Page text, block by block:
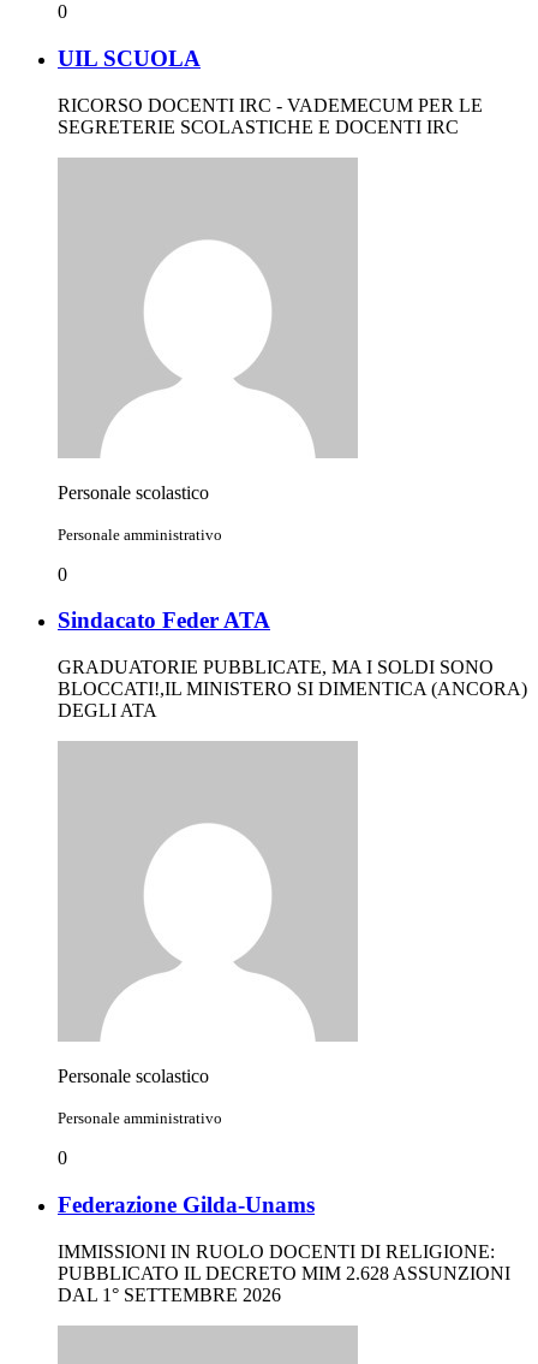
0
UIL SCUOLA
RICORSO DOCENTI IRC - VADEMECUM PER LE
SEGRETERIE SCOLASTICHE E DOCENTI IRC
Personale scolastico
Personale amministrativo
0
Sindacato Feder ATA
GRADUATORIE PUBBLICATE, MA I SOLDI SONO
BLOCCATI!,IL MINISTERO SI DIMENTICA (ANCORA)
DEGLI ATA
Personale scolastico
Personale amministrativo
0
Federazione Gilda-Unams
IMMISSIONI IN RUOLO DOCENTI DI RELIGIONE:
PUBBLICATO IL DECRETO MIM 2.628 ASSUNZIONI
DAL 1° SETTEMBRE 2026